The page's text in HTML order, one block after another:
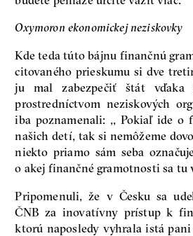
Oxymoron ekonomickej neziskovky
Kde teda túto bájnu finančnú
citovaného prieskumu si dve
ju mal zabezpečiť štát vďaka
prostredníctvom neziskových
iba poznamenali: ,, Pokiaľ ide o
našich detí, tak si nemôžeme
niekto priamo sám seba
o akej finančné gramotnosti sa tu
Pripomenuli, že v Česku sa
ČNB za inovatívny prístup k
ktorú naposledy vyhrala istá